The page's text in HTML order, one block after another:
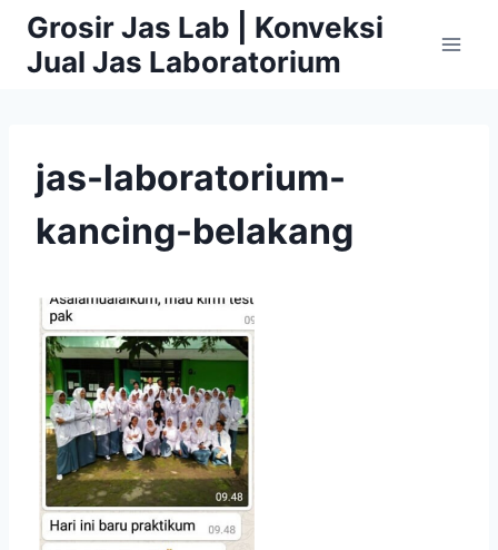
Skip
content
Grosir Jas Lab | Konveksi
Jual Jas Laboratorium
jas-laboratorium-
kancing-belakang